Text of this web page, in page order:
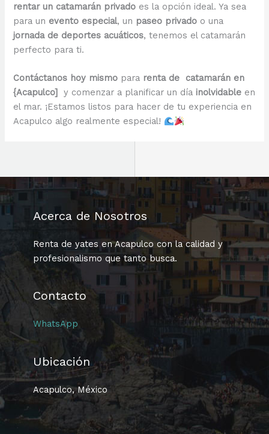
rentar un catamarán privado es la opción ideal. Ya sea
para un evento especial, un paseo privado o una
jornada de deportes acuáticos, tenemos el catamarán
perfecto para ti.
Contáctanos hoy mismo para renta de catamarán en
{Acapulco] y comenzar a planificar un día inolvidable en
el mar. ¡Estamos listos para hacer de tu experiencia en
Acapulco algo realmente especial!
Acerca de Nosotros
Renta de yates en Acapulco con la calidad y
profesionalismo que tanto busca.
Contacto
WhatsApp
Ubicación
Acapulco, México